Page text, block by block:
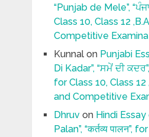
“Punjab de Mele”,
Class 10, Class 12
Competitive
Kunnalon Punjabi
Di Kadar”, “ਸਮੇਂ ਦੀ
for Class 10, Class
and Competitive
Dhruvon Hindi
Palan”, “कर्तव्य पालन”,